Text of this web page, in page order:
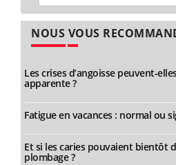
NOUS VOUS
Les crises d’angoisse peuvent-
apparente ?
Fatigue en vacances : normal ou
Et si les caries pouvaient bientôt
plombage ?